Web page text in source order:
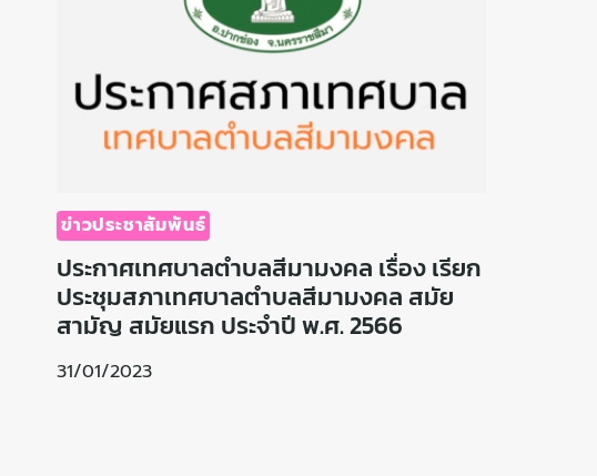
ข่าวประชาสัมพันธ์
ประกาศเทศบาลตำบลสีมามงคล เรื่อง เรียก
ประชุมสภาเทศบาลตำบลสีมามงคล สมัย
สามัญ สมัยแรก ประจำปี พ.ศ. 2566
31/01/2023